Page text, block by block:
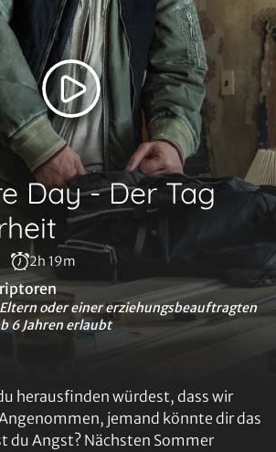
Day - Der Tag
2h 19m
oder einer erziehungsbeauftragten
6 Jahren erlaubt
herausfinden würdest, dass wir
jemand könnte dir das
du Angst? Nächsten Sommer